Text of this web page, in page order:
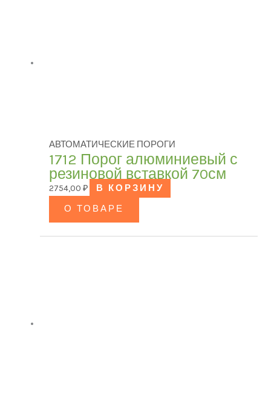
АВТОМАТИЧЕСКИЕ ПОРОГИ
1712 Порог алюминиевый с
резиновой вставкой 70см
2754,00 ₽
В КОРЗИНУ
О ТОВАРЕ